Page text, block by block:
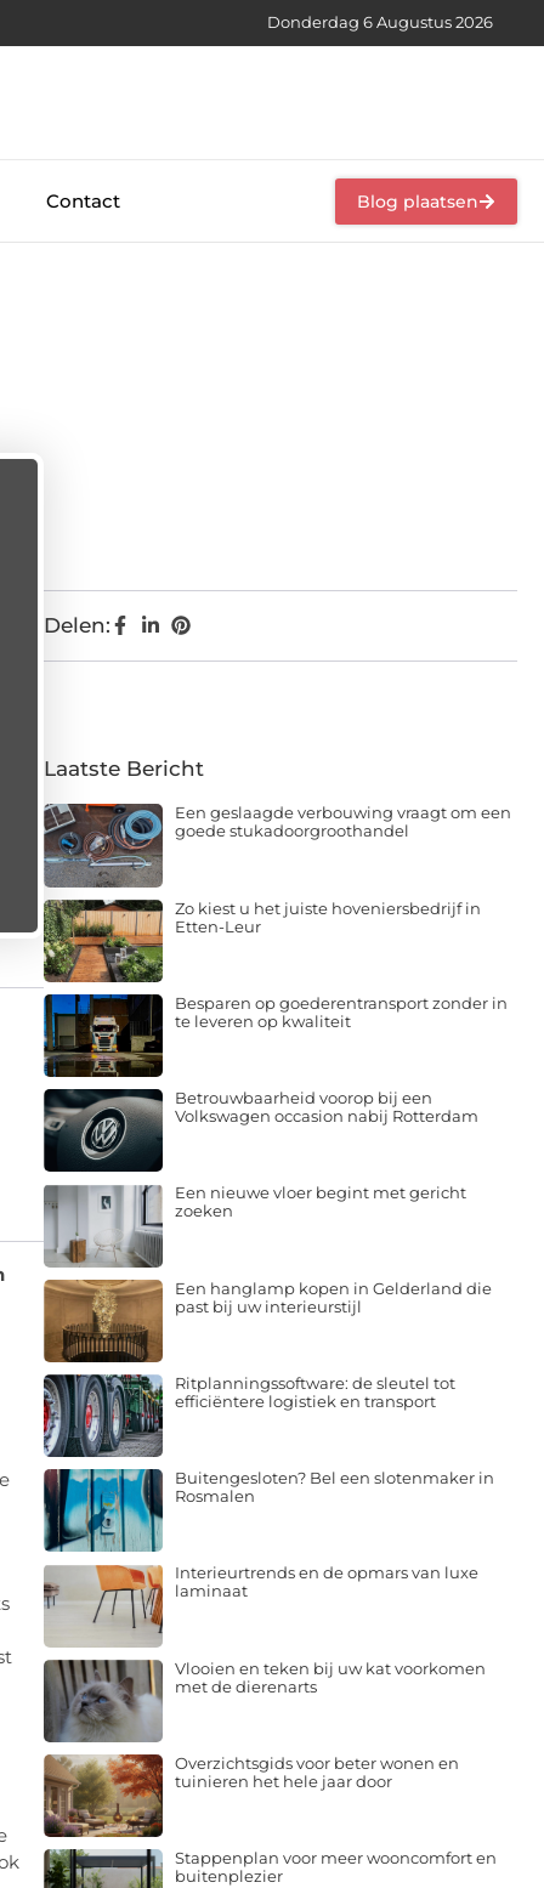
Donderdag 6 Augustus 2026
Contact Blog plaatsen
Delen:
Laatste Bericht
Een geslaagde verbouwing vraagt om een
goede stukadoorgroothandel
Zo kiest u het juiste hoveniersbedrijf in
Etten-Leur
Besparen op goederentransport zonder in
te leveren op kwaliteit
Betrouwbaarheid voorop bij een
Volkswagen occasion nabij Rotterdam
Een nieuwe vloer begint met gericht
zoeken
Een hanglamp kopen in Gelderland die
past bij uw interieurstijl
Ritplanningssoftware: de sleutel tot
efficiëntere logistiek en transport
Buitengesloten? Bel een slotenmaker in
Rosmalen
Interieurtrends en de opmars van luxe
laminaat
Vlooien en teken bij uw kat voorkomen
met de dierenarts
Overzichtsgids voor beter wonen en
tuinieren het hele jaar door
Stappenplan voor meer wooncomfort en
buitenplezier